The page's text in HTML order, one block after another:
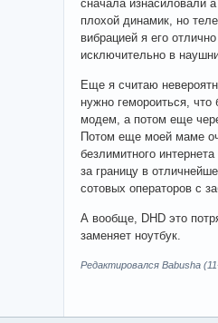
сначала изнасиловали
плохой динамик, но
вибрацией я его
исключительно в
Еще я считаю
нужно гемороиться,
модем, а потом еще
Потом еще моей маме
безлимитного
за границу в
сотовых операторов с
А вообще, DHD это
заменяет ноутбук.
Редактировался Babusha